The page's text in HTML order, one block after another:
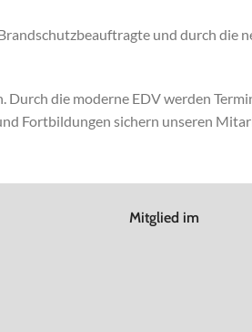
und durch die
Durch die moderne EDV werden
Fortbildungen sichern unseren
Mitglied im